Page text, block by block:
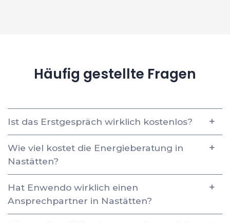
Häufig gestellte Fragen
Ist das Erstgespräch wirklich kostenlos?
Wie viel kostet die Energieberatung in
Nastätten?
Hat Enwendo wirklich einen
Ansprechpartner in Nastätten?